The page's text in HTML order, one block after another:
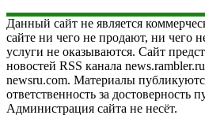
Данный сайт не является
сайте ни чего не продают, ни чего
услуги не оказываются. Сайт
новостей RSS канала
newsru.com. Материалы
ответственность за достоверность
Администрация сайта не несёт.